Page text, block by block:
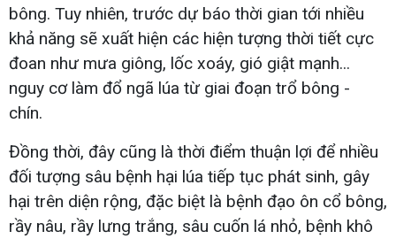
bông. Tuy nhiên, trước dự báo thời gian tới nhiều
khả năng sẽ xuất hiện các hiện tượng thời tiết cực
đoan như mưa giông, lốc xoáy, gió giật mạnh...
nguy cơ làm đổ ngã lúa từ giai đoạn trổ bông -
chín.
Đồng thời, đây cũng là thời điểm thuận lợi để nhiều
đối tượng sâu bệnh hại lúa tiếp tục phát sinh, gây
hại trên diện rộng, đặc biệt là bệnh đạo ôn cổ bông,
rầy nâu, rầy lưng trắng, sâu cuốn lá nhỏ, bệnh khô